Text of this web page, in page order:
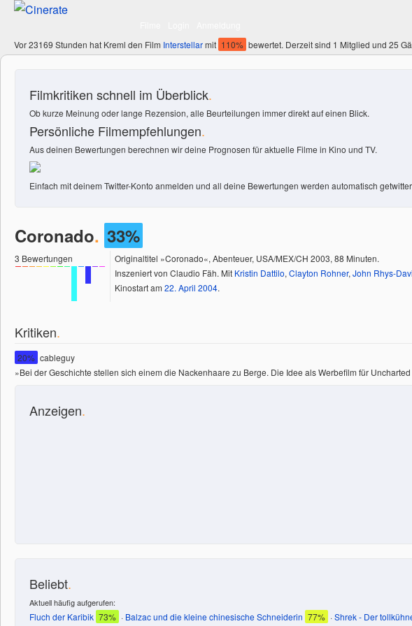
Vor 23169 Stunden hat Kreml den Film Interstellarmit 110% bewertet. Derzeit sind 1 Mitglied und 25
Filmkritiken schnell im Überblick.
Ob kurze Meinung oder lange Rezension, alle Beurteilungen immer direkt auf einen Blick.
Persönliche Filmempfehlungen.
Aus deinen Bewertungen berechnen wir deine Prognosen für aktuelle Filme in Kino und TV.
Einfach mit deinem Twitter-Konto anmelden und all deine Bewertungen werden automatisch
Coronado. 33%
3 Bewertungen
Originaltitel »Coronado«, Abenteuer, USA/MEX/CH 2003, 88 Minuten.
Inszeniert von Claudio Fäh. Mit Kristin Dattilo, Clayton Rohner, John Rhys-
Kinostart am 22. April 2004.
Kritiken.
20% cableguy
»Bei der Geschichte stellen sich einem die Nackenhaare zu Berge. Die Idee als Werbefilm für
Anzeigen.
Beliebt.
Aktuell häufig aufgerufen:
Fluch der Karibik 73% · Balzac und die kleine chinesische Schneiderin 77% ·Shrek - Der